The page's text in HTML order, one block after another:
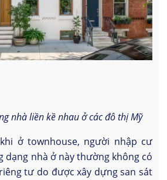
nhà liền kề nhau ở các đô thị Mỹ
ở townhouse, người nhập cư
dạng nhà ở này thường không có
tư do được xây dựng san sát